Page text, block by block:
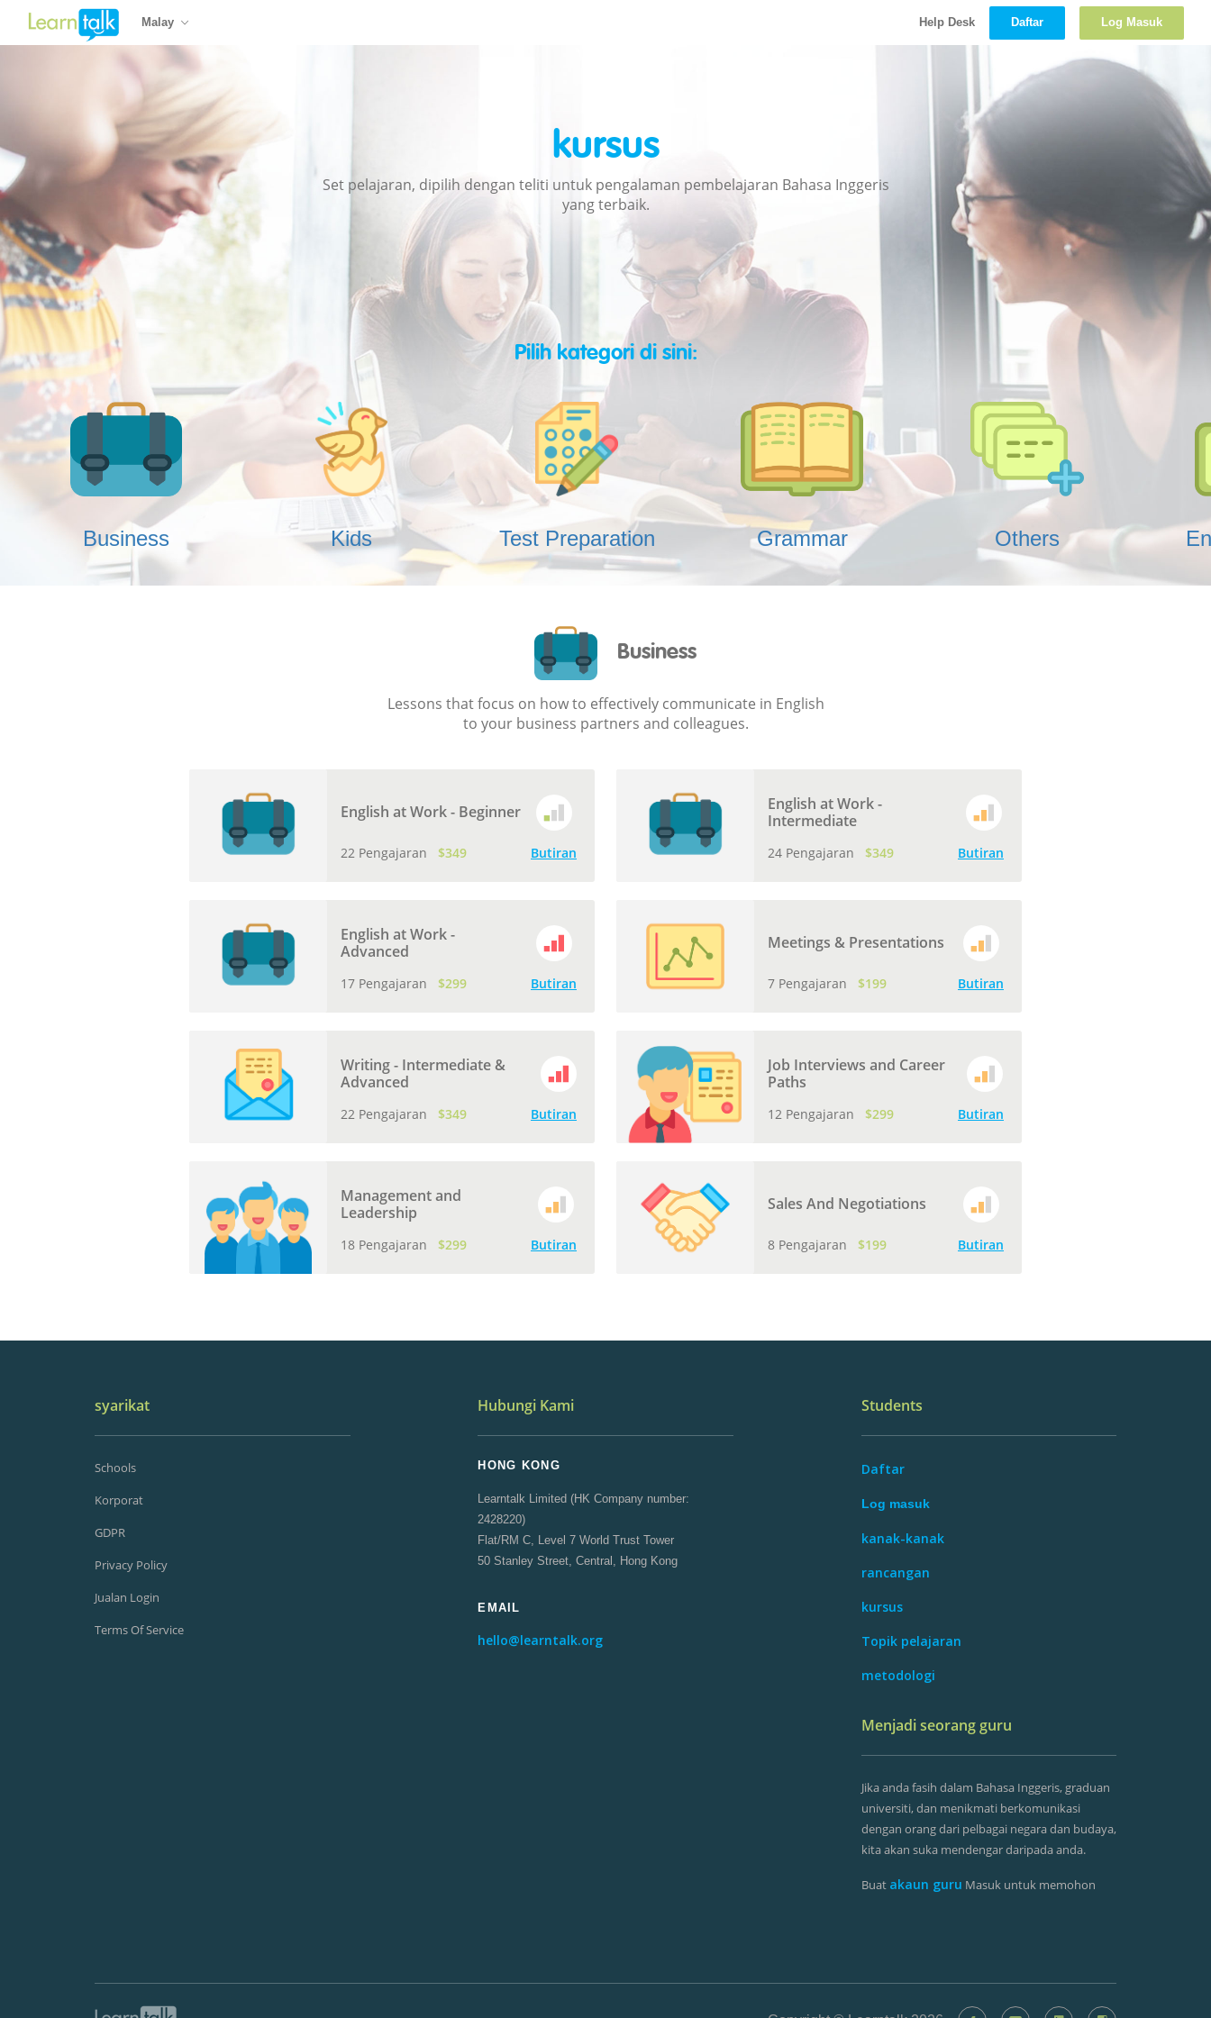
Malay Help Desk Daftar Log Masuk
kursus
Set pelajaran, dipilih dengan teliti untuk pengalaman pembelajaran Bahasa Inggeris
yang terbaik.
Pilih kategori di sini:
Business Kids Test Preparation Grammar Others
Business
Lessons that focus on how to effectively communicate in English
to your business partners and colleagues.
English at Work - Beginner
22 Pengajaran $349 Butiran
English at Work -
Intermediate
24 Pengajaran $349 Butiran
English at Work -
Advanced
17 Pengajaran $299 Butiran
Meetings & Presentations
7 Pengajaran $199 Butiran
Writing - Intermediate &
Advanced
22 Pengajaran $349 Butiran
Job Interviews and Career
Paths
12 Pengajaran $299 Butiran
Management and
Leadership
18 Pengajaran $299 Butiran
Sales And Negotiations
8 Pengajaran $199 Butiran
syarikat
Schools
Korporat
GDPR
Privacy Policy
Jualan Login
Terms Of Service
Hubungi Kami
HONG KONG
Learntalk Limited (HK Company number:
2428220)
Flat/RM C, Level 7 World Trust Tower
50 Stanley Street, Central, Hong Kong
EMAIL
hello@learntalk.org
Students
Daftar
Log masuk
kanak-kanak
rancangan
kursus
Topik pelajaran
metodologi
Menjadi seorang guru
Jika anda fasih dalam Bahasa Inggeris, graduan
universiti, dan menikmati berkomunikasi
dengan orang dari pelbagai negara dan budaya,
kita akan suka mendengar daripada anda.
Buat akaun guru Masuk untuk memohon